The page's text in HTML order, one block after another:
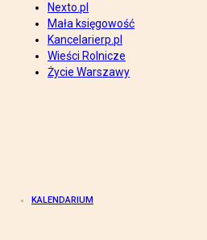
Nexto.pl
Mała księgowość
Kancelarierp.pl
Wieści Rolnicze
Życie Warszawy
KALENDARIUM